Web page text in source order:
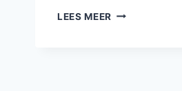
LEES MEER BLOG: